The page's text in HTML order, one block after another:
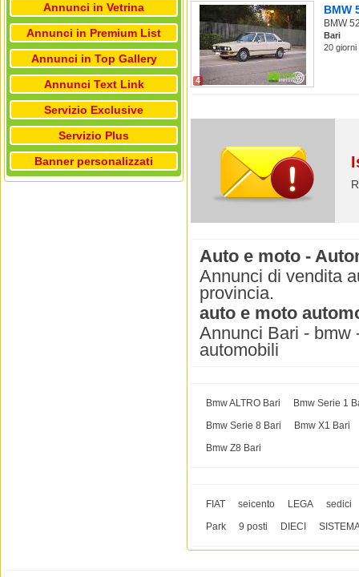
Annunci in Vetrina
Annunci in Premium List
Annunci in Top Gallery
Annunci Text Link
Servizio Exclusive
Servizio Plus
Banner personalizzati
4
BMW
BMW
Bari
20 giorni
Auto e moto -
Annunci di vendita
provincia.
auto e moto
Annunci Bari - bmw
automobili
Bmw ALTRO Bari
Bmw Serie 1
Bmw Serie 8 Bari
Bmw X1 Bari
Bmw Z8 Bari
FIAT seicento LEGA
sedici
Park
9 posti DIECI